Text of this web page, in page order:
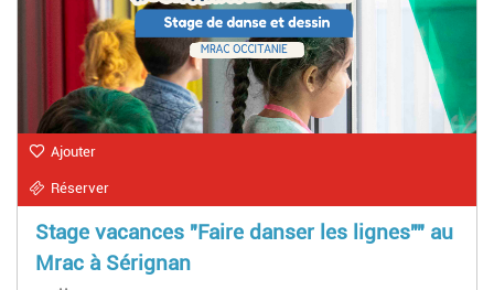
Ajouter
Réserver
Stage vacances "Faire danser les lignes"" au
Mrac à Sérignan